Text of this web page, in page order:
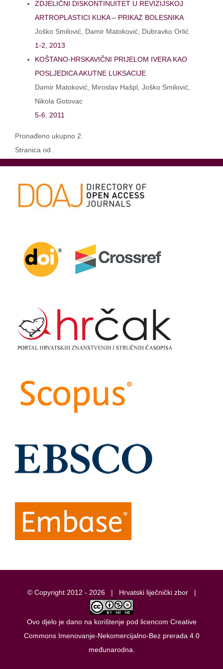
ZDJELIČNI DISKONTINUITET U REVIZIJSKOJ
ARTROPLASTICI KUKA – PRIKAZ BOLESNIKA
Joško Smilović, Damir Matoković, Dubravko Orlić
1-2
2013
KOŠTANO-HRSKAVIČNI PRIJELOM IVERA KAO
POSLJEDICA AKUTNE LUKSACIJE
Damir Matoković, Miroslav Hašpl, Joško Smilović,
Nikola Gotovac
5-6 2011
Pronađeno ukupno 2.
Stranica od .
© Copyright 2012 - 2026 | Hrvatski liječnički zbor|
Ovo djelo je dano na korištenje pod licencom Creative
Commons Imenovanje-Nekomercijalno-Bez prerada 4.0
međunarodna